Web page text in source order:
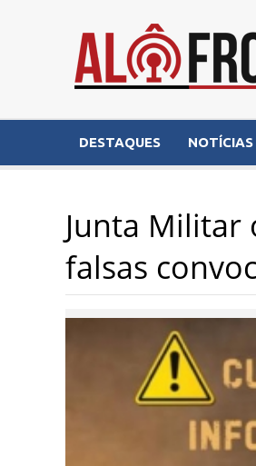
DESTAQUES NOTÍCIAS
Junta Militar
falsas